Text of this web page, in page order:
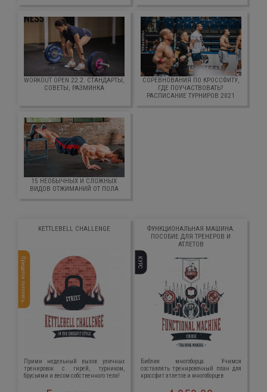
WORKOUT OPEN 22.2. СТАНДАРТЫ,
СОВЕТЫ, РАЗМИНКА
СОРЕВНОВАНИЯ ПО КРОССФИТУ,
ГДЕ ПОУЧАСТВОВАТЬ?
РАСПИСАНИЕ ТУРНИРОВ 2021
15 НЕОБЫЧНЫХ И СЛОЖНЫХ
ВИДОВ ОТЖИМАНИЙ ОТ ПОЛА
KETTLEBELL CHALLENGE
Придется попотеть
Прими недельный вызов уличных
тренировок с гирей, турником,
брусьями и весом собственного тела!
ФУНКЦИОНАЛЬНАЯ МАШИНА.
ПОСОБИЕ ДЛЯ ТРЕНЕРОВ И
АТЛЕТОВ
КУРС
Библия многоборца. Учимся
составлять тренировочный план для
кроссфит атлетов и многоборцев